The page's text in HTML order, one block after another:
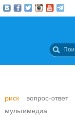
риск вопрос-ответ
мультимедиа